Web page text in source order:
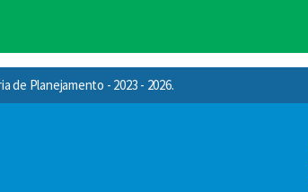
de Planejamento - 2023 - 2026.